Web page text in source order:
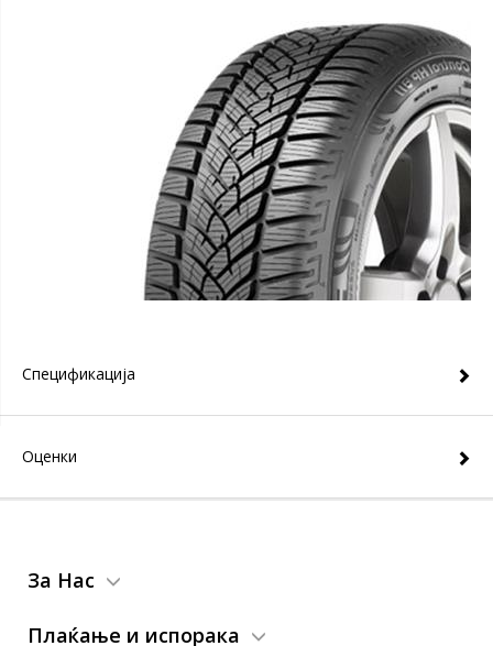
Спецификација
Оценки
За Нас
Плаќање и испорака